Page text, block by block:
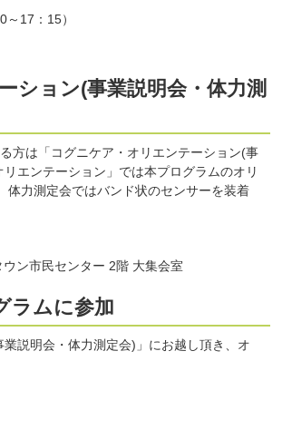
17：15）
ション(事業説明会・体力測
方は「コグニケア・オリエンテーション(事
エンテーション」では本プログラムのオリ
体力測定会ではバンド状のセンサーを装着
ン市民センター 2階 大集会室
ラムに参加
説明会・体力測定会)」にお越し頂き、オ